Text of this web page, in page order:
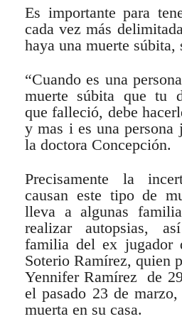
Es importante para
cada vez más
haya una muerte súbita,
“Cuando es una
muerte súbita que tu
que falleció, debe
y mas i es una persona
la doctora Concepción.
Precisamente la
causan este tipo de
lleva a algunas
realizar autopsias,
familia del ex jugador
Soterio Ramírez, quien
Yennifer Ramírez de
el pasado 23 de marzo,
muerta en su casa.